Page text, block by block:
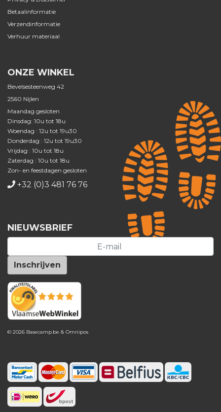
Betaalinformatie
Verzendinformatie
Verhuur materiaal
ONZE WINKEL
Bevelsesteenweg 42
2560 Nijlen
Maandag gesloten
Dinsdag: 10u tot 18u
Woendag : 12u tot 19u30
Donderdag : 12u tot 19u30
Vrijdag : 10u tot 18u
Zaterdag : 10u tot 18u
Zon- en feestdagen gesloten
+32 (0)3 481 76 76
NIEUWSBRIEF
© 2026 Basecamp.be & Omnipos